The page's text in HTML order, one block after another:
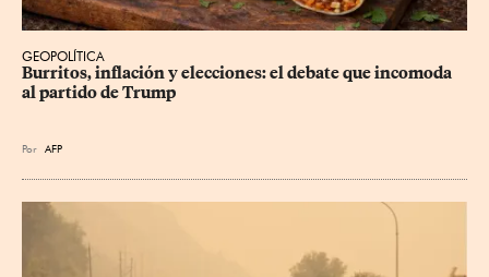
GEOPOLÍTICA
Burritos, inflación y elecciones: el debate que incomoda
al partido de Trump
Por AFP